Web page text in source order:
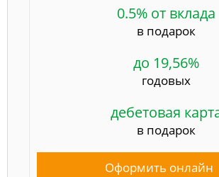
0.5% от вклада
в подарок
до 19,56%
годовых
дебетовая
в подарок
Оформить онлайн